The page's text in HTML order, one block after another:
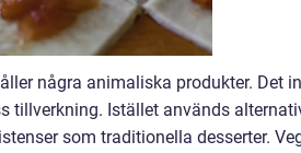
några animaliska produkter. Det
tillverkning. Istället används
som traditionella desserter.